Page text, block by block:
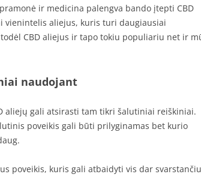
ir medicina palengva bando įtepti CBD
vienintelis aliejus, kuris turi daugiausiai
CBD aliejus ir tapo tokiu populiariu net ir
naudojant
aliejų gali atsirasti tam tikri šalutiniai reiškiniai.
poveikis gali būti prilyginamas bet kurio
poveikis, kuris gali atbaidyti vis dar